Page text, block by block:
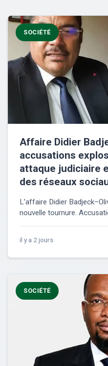
SOCIÉTÉ
Affaire Didier
accusations
attaque judiciaire
des réseaux
L’affaire Didier
nouvelle tournure.
il y a 2 jours
SOCIÉTÉ